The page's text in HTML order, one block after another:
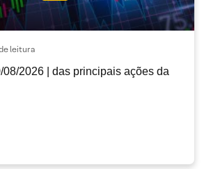
leitura
08/2026 | das principais ações da